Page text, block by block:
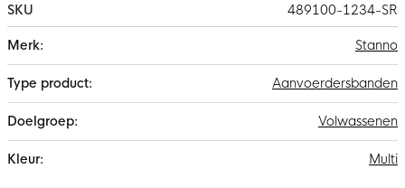
SKU
489100-1234-SR
informatie
Stanno
Aanvoerdersbanden
Volwassenen
Multi